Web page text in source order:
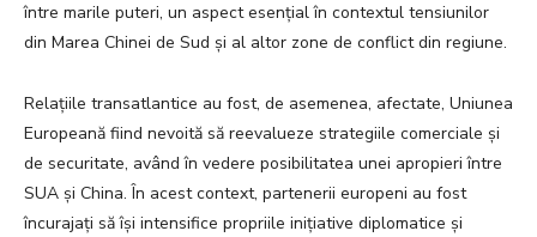
între marile puteri, un aspect esențial în contextul tensiunilor
din Marea Chinei de Sud și al altor zone de conflict din regiune.
Relațiile transatlantice au fost, de asemenea, afectate, Uniunea
Europeană fiind nevoită să reevalueze strategiile comerciale și
de securitate, având în vedere posibilitatea unei apropieri între
SUA și China. În acest context, partenerii europeni au fost
încurajați să își intensifice propriile inițiative diplomatice și